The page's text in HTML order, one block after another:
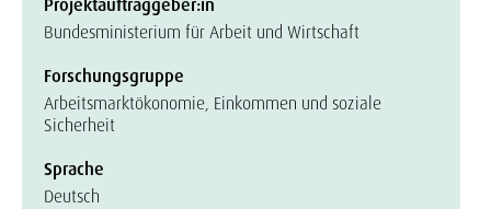
Projektauftraggeber:in
Bundesministerium für Arbeit und Wirtschaft
Forschungsgruppe
Arbeitsmarktökonomie, Einkommen und soziale
Sicherheit
Sprache
Deutsch